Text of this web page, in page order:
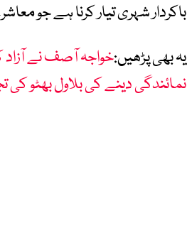
باکردار شہری تیار کرنا ہے جو
یہ بھی پڑھیں:خواجہ آصف نے آزاد
نمائندگی دینے کی بلاول بھٹو